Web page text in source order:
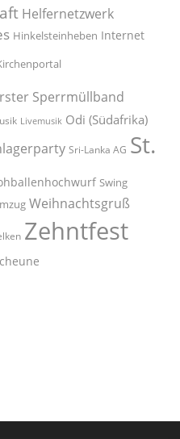
Helfernetzwerk
Hinkelsteinheben Internet
Sperrmüllband
Livemusik Odi (Südafrika)
Sri-Lanka AG St.
Swing
Weihnachtsgruß
Zehntfest